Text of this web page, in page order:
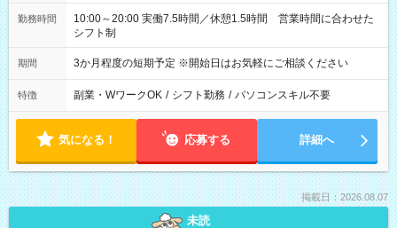
勤務時間
10:00～20:00 実働7.5時間／休憩1.5時間 営業時間に合わせた
シフト制
期間 3か月程度の短期予定 ※開始日はお気軽にご相談ください
特徴 副業・WワークOK / シフト勤務 / パソコンスキル不要
気になる！ 応募する 詳細へ
掲載日：2026.08.07
未読